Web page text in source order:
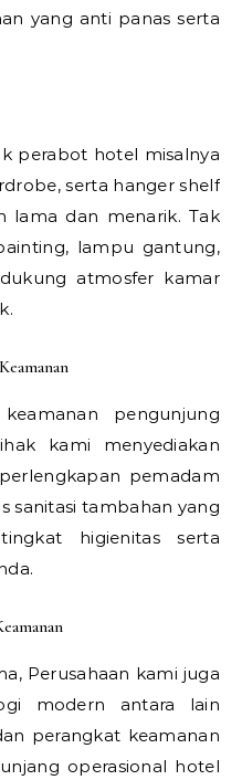
yang anti panas serta
perabot hotel misalnya
serta hanger shelf
lama dan menarik. Tak
lampu gantung,
atmosfer kamar
pengunjung
kami menyediakan
pemadam
sanitasi tambahan yang
higienitas serta
Perusahaan kami juga
modern antara lain
perangkat keamanan
operasional hotel